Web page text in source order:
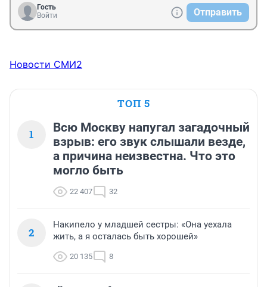
Гость
Войти
Отправить
Новости СМИ2
ТОП 5
1
Всю Москву напугал загадочный
взрыв: его звук слышали везде,
а причина неизвестна. Что это
могло быть
22 407 32
2
Накипело у младшей сестры: «Она уехала
жить, а я осталась быть хорошей»
20 135 8